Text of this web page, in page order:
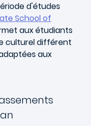
d'études
School of
aux étudiants
culturel différent
aux